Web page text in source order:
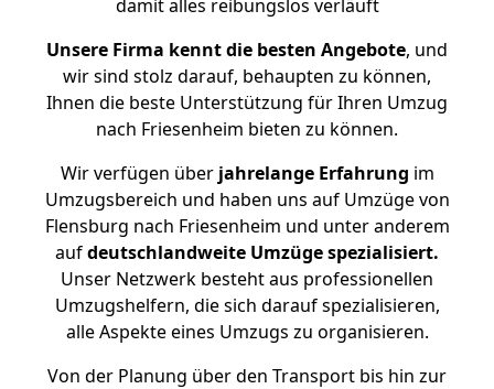
damit alles reibungslos verläuft
Unsere Firma kennt die besten Angebote, und
wir sind stolz darauf, behaupten zu können,
Ihnen die beste Unterstützung für Ihren Umzug
nach Friesenheim bieten zu können.
Wir verfügen überjahrelange Erfahrung im
Umzugsbereich und haben uns auf Umzüge von
Flensburg nach Friesenheim und unter anderem
aufdeutschlandweite Umzüge spezialisiert.
Unser Netzwerk besteht aus professionellen
Umzugshelfern, die sich darauf spezialisieren,
alle Aspekte eines Umzugs zu organisieren.
Von der Planung über den Transport bis hin zur